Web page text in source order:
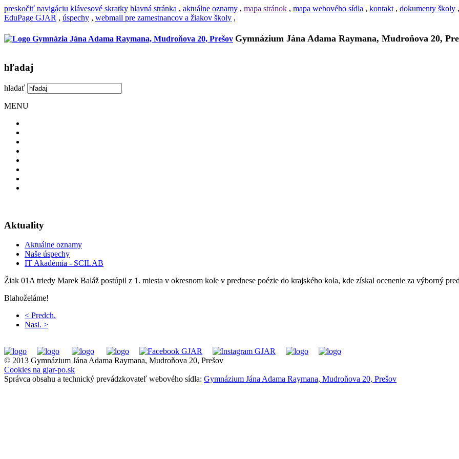
preskočiť navigáciu klávesové skratky hlavná stránka , aktuálne oznamy , mapa stránok , mapa webového sídla , kontakt , dokumenty školy ,
EduPage GJAR , úspechy , webmail pre zamestnancov a žiakov školy ,
Gymnázium Jána Adama Raymana, Mudroňova 20,
hľadaj
hladať
MENU
Aktuality
Aktuálne oznamy
Naše úspechy
IT Akadémia - SCILAB
Žiak 01A triedy Marek Baláž postúpil z 1. miesta v okresnom kole v prednese poézie do krajského kola, kde získal ocenenie za výborný
Blahoželáme!
< Predch.
Nasl. >
© 2013 Gymnázium Jána Adama Raymana, Mudroňova 20, Prešov
Cookies na gjar-po.sk
Správca obsahu a technický prevádzkovateľ webového sídla: Gymnázium Jána Adama Raymana, Mudroňova 20, Prešov